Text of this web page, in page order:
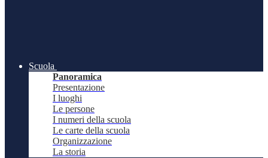
Scuola
Panoramica
Presentazione
I luoghi
Le persone
I numeri della scuola
Le carte della scuola
Organizzazione
La storia